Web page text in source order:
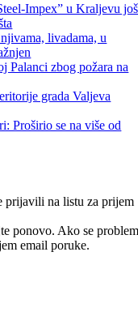
Impex” u Kraljevu još
livadama, u
Palanci zbog požara na
grada Valjeva
Proširio se na više od
prijavili na listu za prijem
ponovo. Ako se
email poruke.